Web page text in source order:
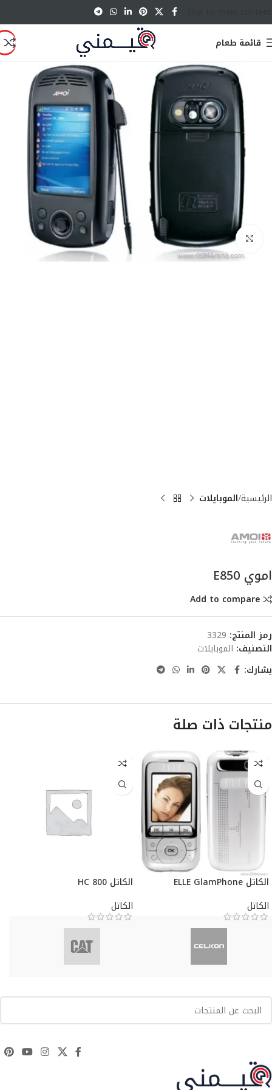
قائمة طعام
انقر للتكبير
الرئيسية الموبايلات
اموي E850
Add to compare
رمز المنتج: 3329
التصنيف: الموبايلات
يشارك:
منتجات ذات صلة
الكاتل ELLE GlamPhone
الكاتل
الكاتل HC 800
الكاتل